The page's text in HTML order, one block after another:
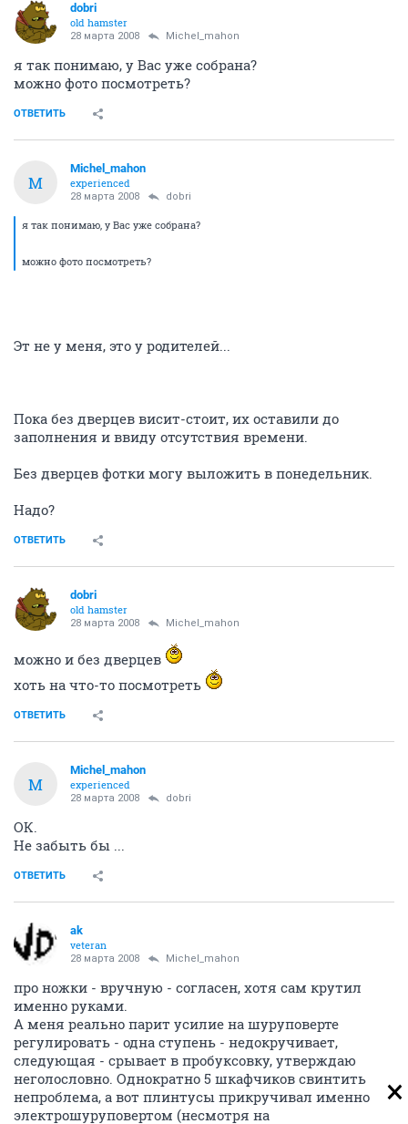
dobri
old hamster
28 марта 2008 Michel_mahon
я так понимаю, у Вас уже собрана?
можно фото посмотреть?
ОТВЕТИТЬ
M
Michel_mahon
experienced
28 марта 2008 dobri
я так понимаю, у Вас уже собрана?
можно фото посмотреть?
Эт не у меня, это у родителей...
Пока без дверцев висит-стоит, их оставили до
заполнения и ввиду отсутствия времени.
Без дверцев фотки могу выложить в понедельник.
Надо?
ОТВЕТИТЬ
dobri
old hamster
28 марта 2008 Michel_mahon
можно и без дверцев
хоть на что-то посмотреть
ОТВЕТИТЬ
M
Michel_mahon
experienced
28 марта 2008 dobri
ОК.
Не забыть бы ...
ОТВЕТИТЬ
ak
veteran
28 марта 2008 Michel_mahon
про ножки - вручную - согласен, хотя сам крутил
именно руками.
А меня реально парит усилие на шуруповерте
регулировать - одна ступень - недокручивает,
следующая - срывает в пробуксовку, утверждаю
неголословно. Однократно 5 шкафчиков свинтить
непроблема, а вот плинтусы прикручивал именно
электрошуруповертом (несмотря на